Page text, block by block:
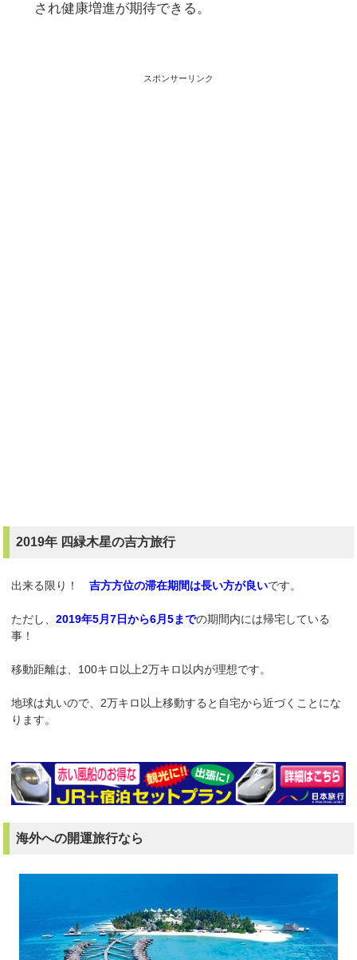
され健康増進が期待できる。
スポンサーリンク
2019年 四緑木星の吉方旅行
出来る限り！吉方方位の滞在期間は長い方が良いです。
ただし、2019年5月7日から6月5までの期間内には帰宅している
事！
移動距離は、100キロ以上2万キロ以内が理想です。
地球は丸いので、2万キロ以上移動すると自宅から近づくことにな
ります。
海外への開運旅行なら